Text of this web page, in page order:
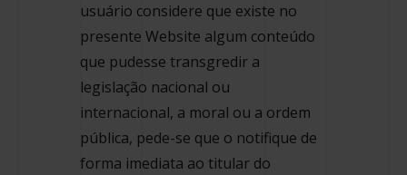
usuário considere que existe no
presente Website algum conteúdo
que pudesse transgredir a
legislação nacional ou
internacional, a moral ou a ordem
pública, pede-se que o notifique de
forma imediata ao titular do